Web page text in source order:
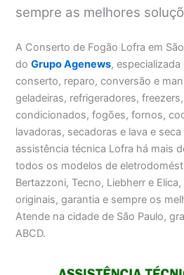
sempre as melhores
A Conserto de Fogão Lofra em
doGrupo Agenews,
conserto, reparo, conversão e
geladeiras, refrigeradores,
condicionados, fogões, fornos,
lavadoras, secadoras e lava e
assistência técnica Lofra há mais
todos os modelos de
Bertazzoni, Tecno, Liebherr e
originais, garantia e sempre os
Atende na cidade de São Paulo,
ABCD.